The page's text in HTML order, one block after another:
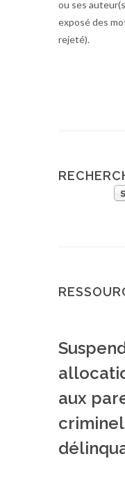
ou ses
exposé des
rejeté).
aux